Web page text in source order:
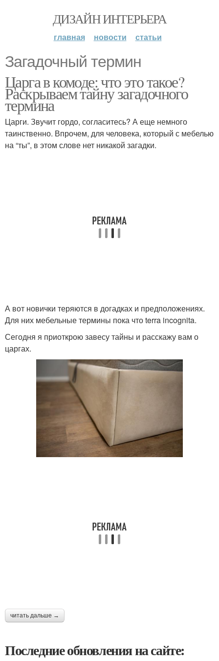
ДИЗАЙН ИНТЕРЬЕРА
главная новости статьи
Загадочный термин
Царга в комоде: что это такое?
Раскрываем тайну загадочного
термина
Царги. Звучит гордо, согласитесь? А еще немного
таинственно. Впрочем, для человека, который с мебелью
на “ты”, в этом слове нет никакой загадки.
А вот новички теряются в догадках и предположениях.
Для них мебельные термины пока что terra incognita.
Сегодня я приоткрою завесу тайны и расскажу вам о
царгах.
читать дальше →
Последние обновления на сайте: